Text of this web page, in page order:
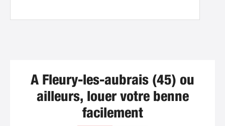
A Fleury-les-aubrais (45) ou
ailleurs, louer votre benne
facilement